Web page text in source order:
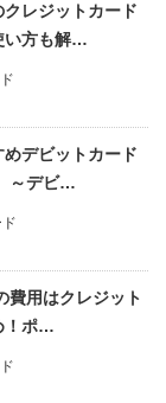
レジットカード
い方も解…
デビットカード
～デビ…
費用はクレジット
！ポ…